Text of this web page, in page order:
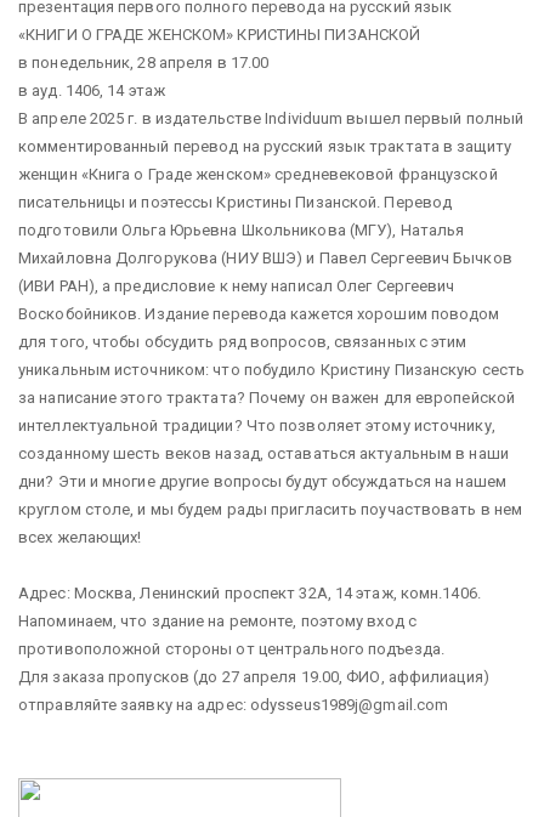
презентация первого полного перевода на русский язык
«КНИГИ О ГРАДЕ ЖЕНСКОМ» КРИСТИНЫ ПИЗАНСКОЙ
в понедельник, 28 апреля в 17.00
в ауд. 1406, 14 этаж
В апреле 2025 г. в издательстве Individuum вышел первый полный
комментированный перевод на русский язык трактата в защиту
женщин «Книга о Граде женском» средневековой французской
писательницы и поэтессы Кристины Пизанской. Перевод
подготовили Ольга Юрьевна Школьникова (МГУ), Наталья
Михайловна Долгорукова (НИУ ВШЭ) и Павел Сергеевич Бычков
(ИВИ РАН), а предисловие к нему написал Олег Сергеевич
Воскобойников. Издание перевода кажется хорошим поводом
для того, чтобы обсудить ряд вопросов, связанных с этим
уникальным источником: что побудило Кристину Пизанскую сесть
за написание этого трактата? Почему он важен для европейской
интеллектуальной традиции? Что позволяет этому источнику,
созданному шесть веков назад, оставаться актуальным в наши
дни? Эти и многие другие вопросы будут обсуждаться на нашем
круглом столе, и мы будем рады пригласить поучаствовать в нем
всех желающих!
Адрес: Москва, Ленинский проспект 32А, 14 этаж, комн.1406.
Напоминаем, что здание на ремонте, поэтому вход с
противоположной стороны от центрального подъезда.
Для заказа пропусков (до 27 апреля 19.00, ФИО, аффилиация)
отправляйте заявку на адрес: odysseus1989j@gmail.com